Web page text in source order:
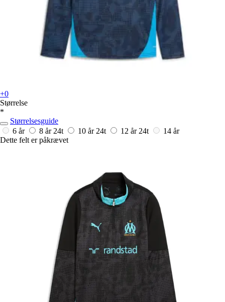
+0
Størrelse
*
Størrelsesguide
6 år
8 år 24t 10 år 24t 12 år 24t
14 år
Dette felt er påkrævet